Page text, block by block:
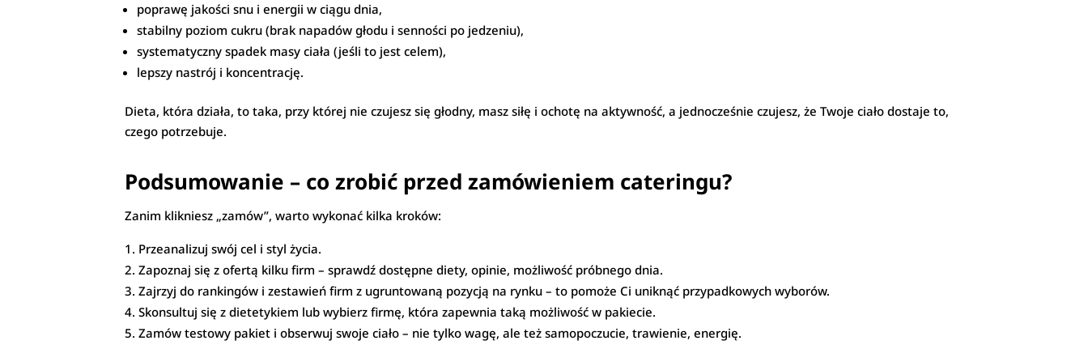
poprawę jakości snu i energii w ciągu dnia,
stabilny poziom cukru (brak napadów głodu i senności po jedzeniu),
systematyczny spadek masy ciała (jeśli to jest celem),
lepszy nastrój i koncentrację.
Dieta, która działa, to taka, przy której nie czujesz się głodny, masz siłę i ochotę na aktywność, a jednocześnie czujesz, że Twoje ciało dostaje to,
czego potrzebuje.
Podsumowanie – co zrobić przed zamówieniem cateringu?
Zanim klikniesz „zamów”, warto wykonać kilka kroków:
Przeanalizuj swój cel i styl życia.
Zapoznaj się z ofertą kilku firm – sprawdź dostępne diety, opinie, możliwość próbnego dnia.
Zajrzyj do rankingów i zestawień firm z ugruntowaną pozycją na rynku – to pomoże Ci uniknąć przypadkowych wyborów.
Skonsultuj się z dietetykiem lub wybierz firmę, która zapewnia taką możliwość w pakiecie.
Zamów testowy pakiet i obserwuj swoje ciało – nie tylko wagę, ale też samopoczucie, trawienie, energię.